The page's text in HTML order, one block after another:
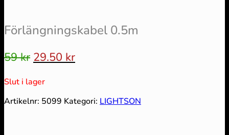
Förlängningskabel 0.5m
59kr Det
priset
var:
29.50 krDet
är:
Slut i lager
Artikelnr: 5099 Kategori: LIGHTSON